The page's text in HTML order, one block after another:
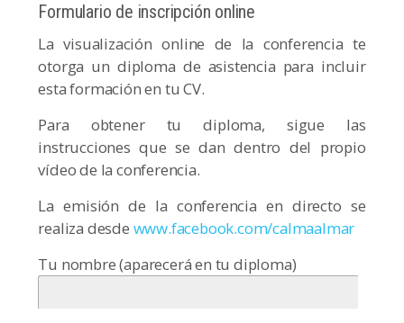
Formulario de inscripción online
La visualización online de la conferencia te
otorga un diploma de asistencia para incluir
esta formación en tu CV.
Para obtener tu diploma, sigue las
instrucciones que se dan dentro del propio
vídeo de la conferencia.
La emisión de la conferencia en directo se
realiza desde www.facebook.com/calmaalmar
Tu nombre (aparecerá en tu diploma)